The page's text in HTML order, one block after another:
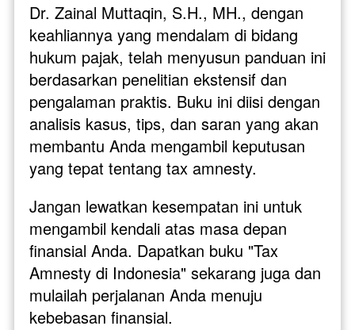
Dr. Zainal Muttaqin, S.H., MH., dengan
keahliannya yang mendalam di bidang
hukum pajak, telah menyusun panduan ini
berdasarkan penelitian ekstensif dan
pengalaman praktis. Buku ini diisi dengan
analisis kasus, tips, dan saran yang akan
membantu Anda mengambil keputusan
yang tepat tentang tax amnesty.
Jangan lewatkan kesempatan ini untuk
mengambil kendali atas masa depan
finansial Anda. Dapatkan buku "Tax
Amnesty di Indonesia" sekarang juga dan
mulailah perjalanan Anda menuju
kebebasan finansial.